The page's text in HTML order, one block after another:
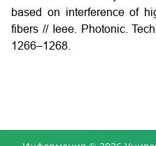
based on interference of
fibers // Ieee. Photonic.
1266–1268.